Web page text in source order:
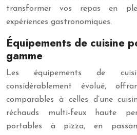
transformer vos repas en
expériences gastronomiques.
Équipements de cuisine
gamme
Les équipements de
considérablement évolué,
comparables à celles d’une
réchauds multi-feux haute
portables à pizza, en